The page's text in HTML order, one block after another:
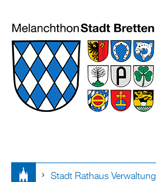
Stadt Rathaus Verwaltung